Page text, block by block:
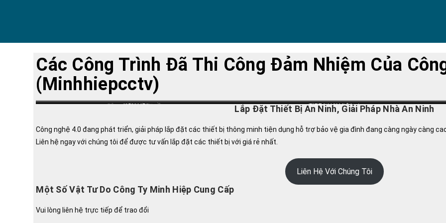
Các Công Trình Đã Thi Công Đảm Nhiệm Của
(minhhiepcctv)
Giao Yến Nam Định ICD Đình Vũ
Công An Ngô Quyền Công An An Dương
KCN USI PIZZA HAN Lê Lợi
Lắp Đặt Thiết Bị An Ninh, Giải Pháp Nhà An Ninh
Công nghệ 4.0 đang phát triển, giải pháp lắp đặt các thiết bị thông minh tiện dụng hỗ trợ bảo vệ gia đình đang càng ngày càng
Liên hệ ngay với chúng tôi để được tư vấn lắp đặt các thiết bị với giá rẻ nhất.
Liên Hệ Với Chúng Tôi
Một Số Vật Tư Do Công Ty Minh Hiệp Cung Cấp
Vui lòng liên hệ trực tiếp để trao đổi